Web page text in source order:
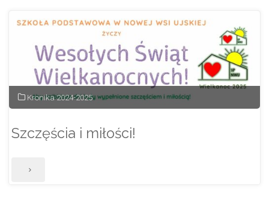
Kronika 2024-2025
Szczęścia i miłości!
"Szczęścia